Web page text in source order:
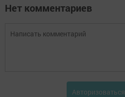
Нет комментариев
Авторизоваться